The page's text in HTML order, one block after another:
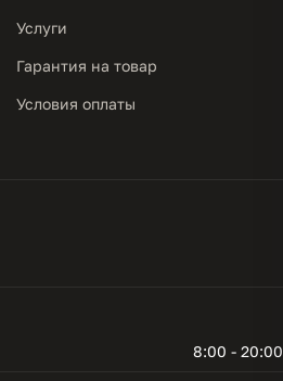
Услуги
Гарантия на товар
Условия оплаты
8:00 - 20:00